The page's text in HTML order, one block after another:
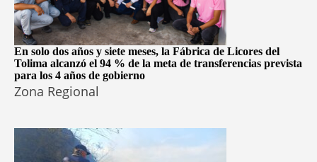
En solo dos años y siete meses, la Fábrica de Licores del
Tolima alcanzó el 94 % de la meta de transferencias prevista
para los 4 años de gobierno
Zona Regional